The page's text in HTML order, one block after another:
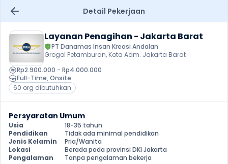
Detail Pekerjaan
Layanan Penagihan - Jakarta Barat
PT Danamas Insan Kreasi Andalan
Grogol Petamburan, Kota Adm. Jakarta Barat
Rp2.900.000 - Rp4.000.000
Full-Time, Onsite
60 org dibutuhkan
Persyaratan Umum
Usia
18-35 tahun
Pendidikan
Tidak ada minimal pendidikan
Jenis Kelamin
Pria/Wanita
Lokasi
Berada pada provinsi DKI Jakarta
Pengalaman
Tanpa pengalaman bekerja